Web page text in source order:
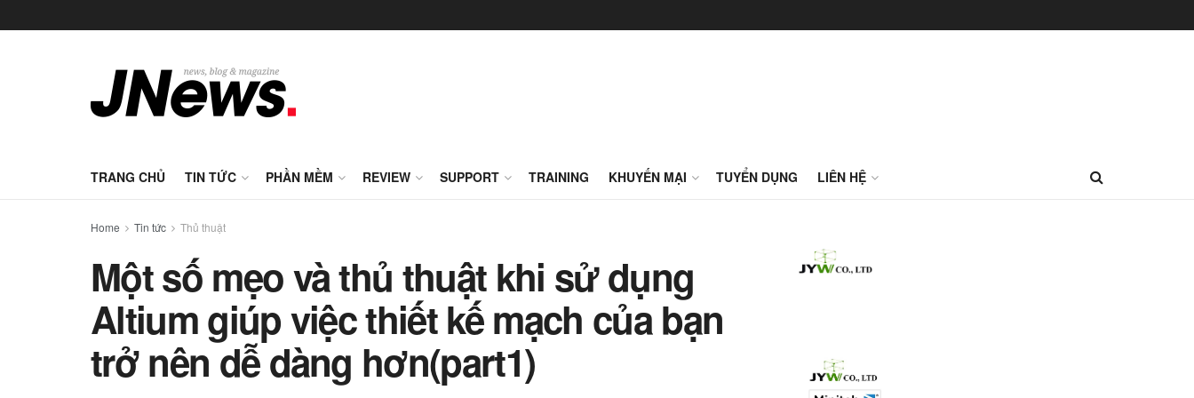
TRANG CHỦ TIN TỨC PHẦN MỀM REVIEW SUPPORT TRAINING KHUYẾN MẠI TUYỂN DỤNG LIÊN HỆ
Home Tin tức Thủ thuật
Một số mẹo và thủ thuật khi sử dụng
Altium giúp việc thiết kế mạch của bạn
trở nên dễ dàng hơn(part1)